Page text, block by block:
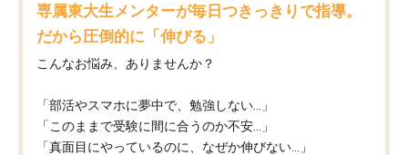
専属東大生メンターが毎日つきっきりで指導。
だから圧倒的に「伸びる」
こんなお悩み、ありませんか？
「部活やスマホに夢中で、勉強しない…」
「このままで受験に間に合うのか不安…」
「真面目にやっているのに、なぜか伸びない…」